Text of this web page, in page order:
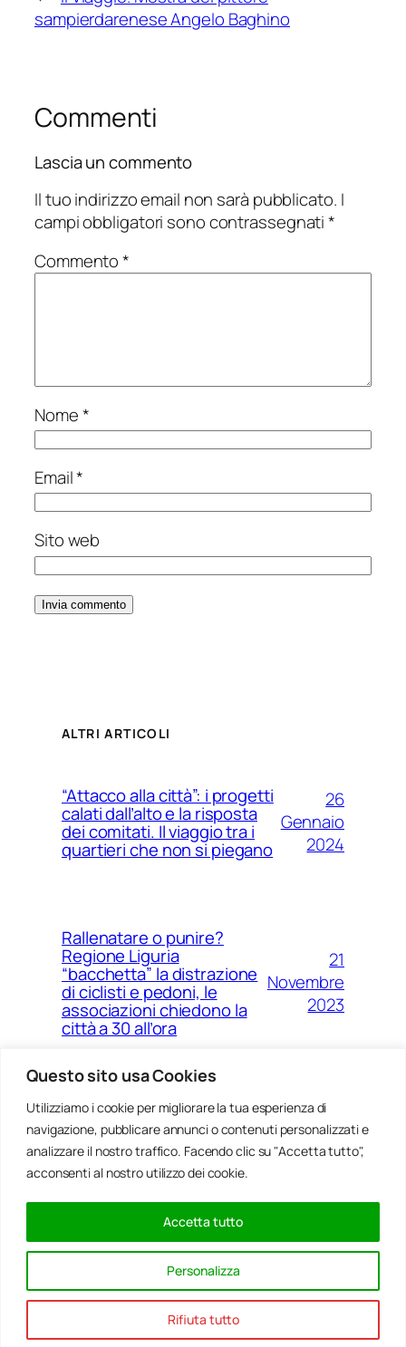
Questo sito usa Cookies
Utilizziamo i cookie per migliorare la tua esperienza di
navigazione, pubblicare annunci o contenuti personalizzati e
analizzare il nostro traffico. Facendo clic su "Accetta tutto",
acconsenti al nostro utilizzo dei cookie.
Personalizza
Rifiuta tutto
Accetta tutto
sampierdarenese Angelo Baghino
Commenti
Lascia un commento
Il tuo indirizzo email non sarà pubblicato. I
campi obbligatori sono contrassegnati*
Commento*
Nome*
Email*
Sito web
ALTRI ARTICOLI
“Attacco alla città”: i progetti
calati dall’alto e la risposta
dei comitati. Il viaggio tra i
quartieri che non si piegano
26
Gennaio
2024
Rallenatare o punire?
Regione Liguria
“bacchetta” la distrazione
di ciclisti e pedoni, le
associazioni chiedono la
città a 30 all’ora
21
Novembre
2023
Ponte Morandi e quell’anno
zero che non è mai arrivato a
Genova
Agosto
2023
Rinnovabili, al passo della
Bocchetta un parco eolico
con 5 pale da 150 metri
Gennaio